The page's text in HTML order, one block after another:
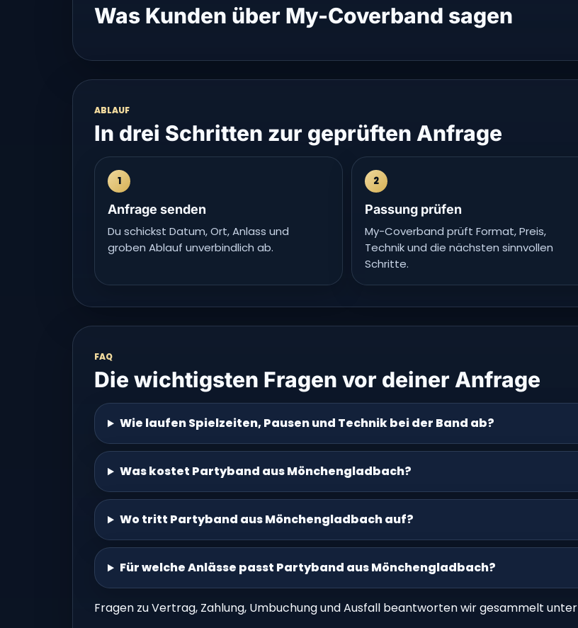
Was Kunden über My-Coverband sagen
ABLAUF
In drei Schritten zur geprüften Anfrage
1
Anfrage senden
Du schickst Datum, Ort, Anlass und
groben Ablauf unverbindlich ab.
2
Passung prüfen
My-Coverband prüft Format, Preis,
Technik und die nächsten sinnvollen
Schritte.
FAQ
Die wichtigsten Fragen vor deiner Anfrage
Wie laufen Spielzeiten, Pausen und Technik bei der Band ab?
Was kostet Partyband aus Mönchengladbach?
Wo tritt Partyband aus Mönchengladbach auf?
Für welche Anlässe passt Partyband aus Mönchengladbach?
Fragen zu Vertrag, Zahlung, Umbuchung und Ausfall beantworten wir gesammelt unter